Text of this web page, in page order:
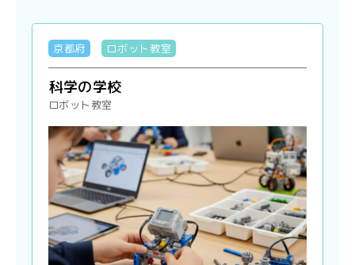
京都府 ロボット教室
科学の学校
ロボット教室